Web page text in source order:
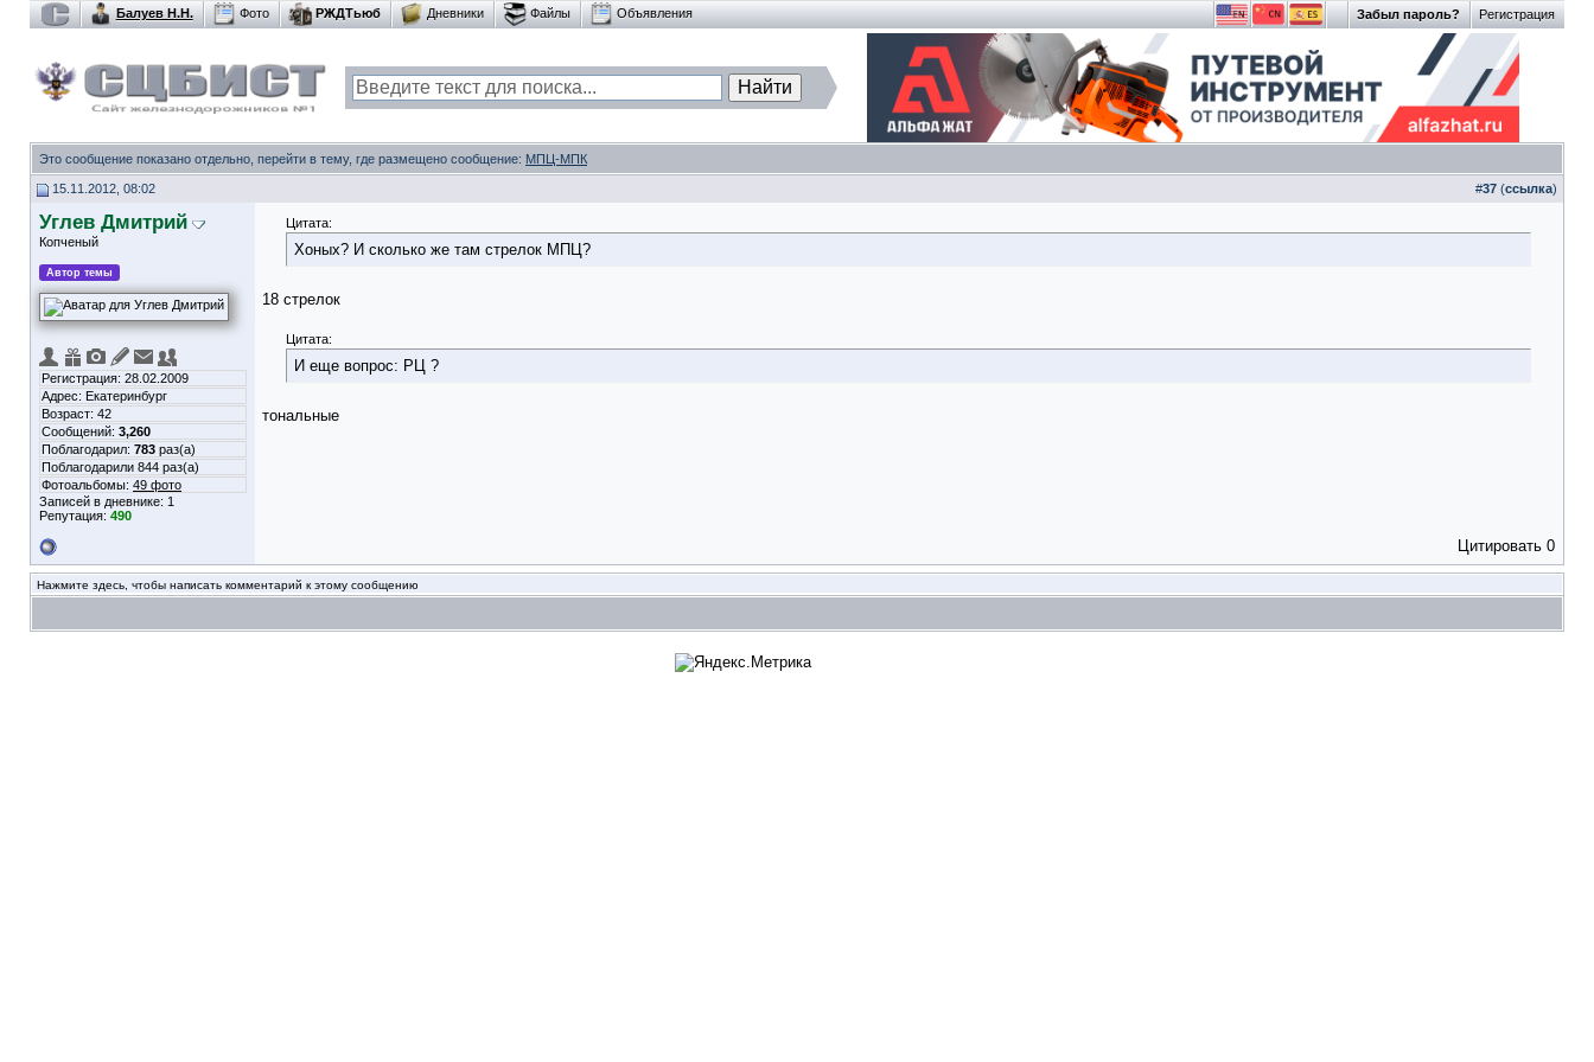
Регистрация
Забыл пароль?
Балуев Н.Н. Фото РЖДТьюб Дневники Файлы Объявления
Это сообщение показано отдельно, перейти в тему, где размещено сообщение: МПЦ-МПК
15.11.2012, 08:02 #37 (ссылка)
Углев Дмитрий
Копченый
Автор темы
Регистрация: 28.02.2009
Адрес: Екатеринбург
Возраст: 42
Сообщений: 3,260
Поблагодарил: 783 раз(а)
Поблагодарили 844 раз(а)
Фотоальбомы: 49 фото
Записей в дневнике: 1
Репутация: 490
Цитата:
Хоных? И сколько же там стрелок МПЦ?
18 стрелок
Цитата:
И еще вопрос: РЦ ?
тональные
Цитировать 0
Нажмите здесь, чтобы написать комментарий к этому сообщению